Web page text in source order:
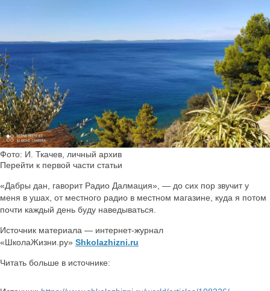
Фото: И. Ткачев, личный архив
Перейти к первой части статьи
«Дабры дан, гаворит Радио Далмация», — до сих пор звучит у
меня в ушах, от местного радио в местном магазине, куда я потом
почти каждый день буду наведываться.
Источник материала — интернет-журнал
«ШколаЖизни.ру» Shkolazhizni.ru
Читать больше в источнике: